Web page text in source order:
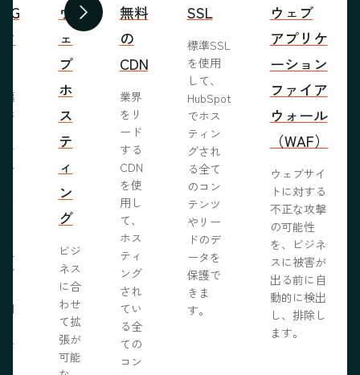
前へ 次へ
編
形
ル
ル
ブ
ウ
ェ
ブ
ホ
ス
テ
ィ
ン
グ
ビジ
ネス
に合
わせ
て拡
張が
可能
無料
の
CDN
業界
をリ
ード
する
CDN
を使
用し
て、
ホス
ティ
ング
され
てい
る全
ての
コン
SSL
標準SSL
を使用
して、
HubSpot
でホス
ティン
グされ
る全て
のコン
テンツ
やリー
ドのデ
ータを
保護で
きま
す。
ウェブ
アプリケ
ーション
ファイア
ウォール
（WAF）
ウェブサイ
トに対する
不正な攻撃
の可能性
を、ビジネ
スに被害が
出る前に自
動的に検出
し、排除し
ます。